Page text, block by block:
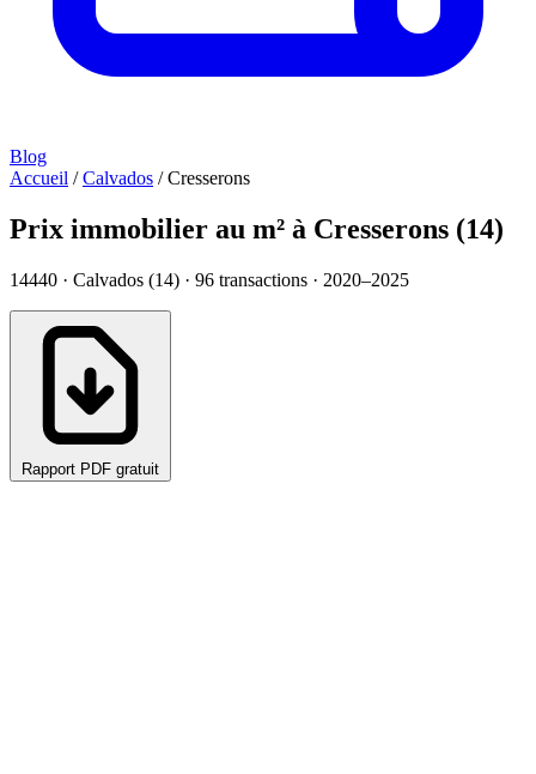
Blog
Accueil / Calvados / Cresserons
Prix immobilier au m² à Cresserons (14)
14440 · Calvados (14) · 96 transactions · 2020–2025
Rapport PDF gratuit